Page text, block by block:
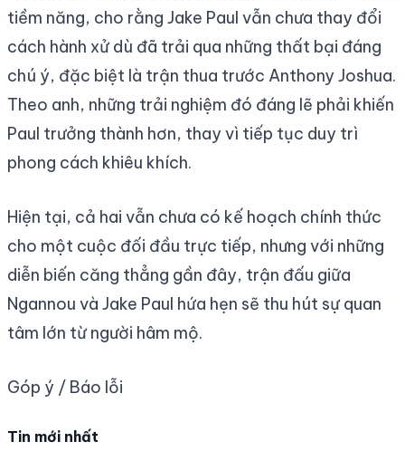
tiềm năng, cho rằng Jake Paul vẫn chưa thay đổi
cách hành xử dù đã trải qua những thất bại đáng
chú ý, đặc biệt là trận thua trước Anthony Joshua.
Theo anh, những trải nghiệm đó đáng lẽ phải khiến
Paul trưởng thành hơn, thay vì tiếp tục duy trì
phong cách khiêu khích.
Hiện tại, cả hai vẫn chưa có kế hoạch chính thức
cho một cuộc đối đầu trực tiếp, nhưng với những
diễn biến căng thẳng gần đây, trận đấu giữa
Ngannou và Jake Paul hứa hẹn sẽ thu hút sự quan
tâm lớn từ người hâm mộ.
Góp ý / Báo lỗi
Tin mới nhất